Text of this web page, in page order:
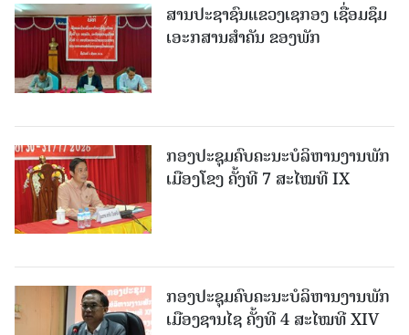
ສານປະຊາຊົນແຂວງເຊກອງ ເຊື່ອມຊຶມ
ເອະກສານສໍາຄັນ ຂອງພັກ
ກອງປະຊຸມຄົບຄະນະບໍລິຫານງານພັກ
ເມືອງໂຂງ ຄັ້ງທີ 7 ສະໄໝທີ IX
ກອງປະຊຸມຄົບຄະນະບໍລິຫານງານພັກ
ເມືອງຊານ​ໄຊ ຄັ້ງທີ 4 ສະໄໝທີ XIV